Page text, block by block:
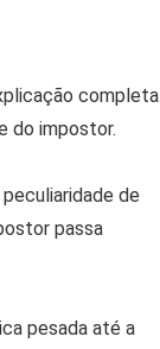
do impostor.
de
passa
pesada até a